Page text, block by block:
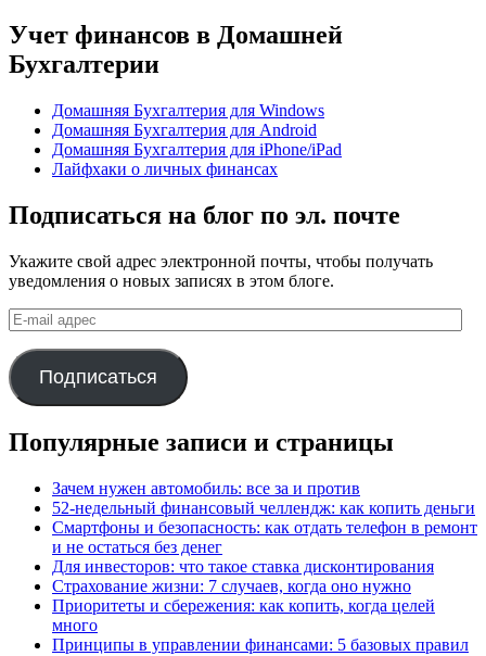
Учет финансов в Домашней
Бухгалтерии
Домашняя Бухгалтерия для Windows
Домашняя Бухгалтерия для Android
Домашняя Бухгалтерия для iPhone/iPad
Лайфхаки о личных финансах
Подписаться на блог по эл. почте
Укажите свой адрес электронной почты, чтобы получать
уведомления о новых записях в этом блоге.
E-
mail
адрес
Подписаться
Популярные записи и страницы
Зачем нужен автомобиль: все за и против
52-недельный финансовый челлендж: как копить деньги
Смартфоны и безопасность: как отдать телефон в ремонт
и не остаться без денег
Для инвесторов: что такое ставка дисконтирования
Страхование жизни: 7 случаев, когда оно нужно
Приоритеты и сбережения: как копить, когда целей
много
Принципы в управлении финансами: 5 базовых правил